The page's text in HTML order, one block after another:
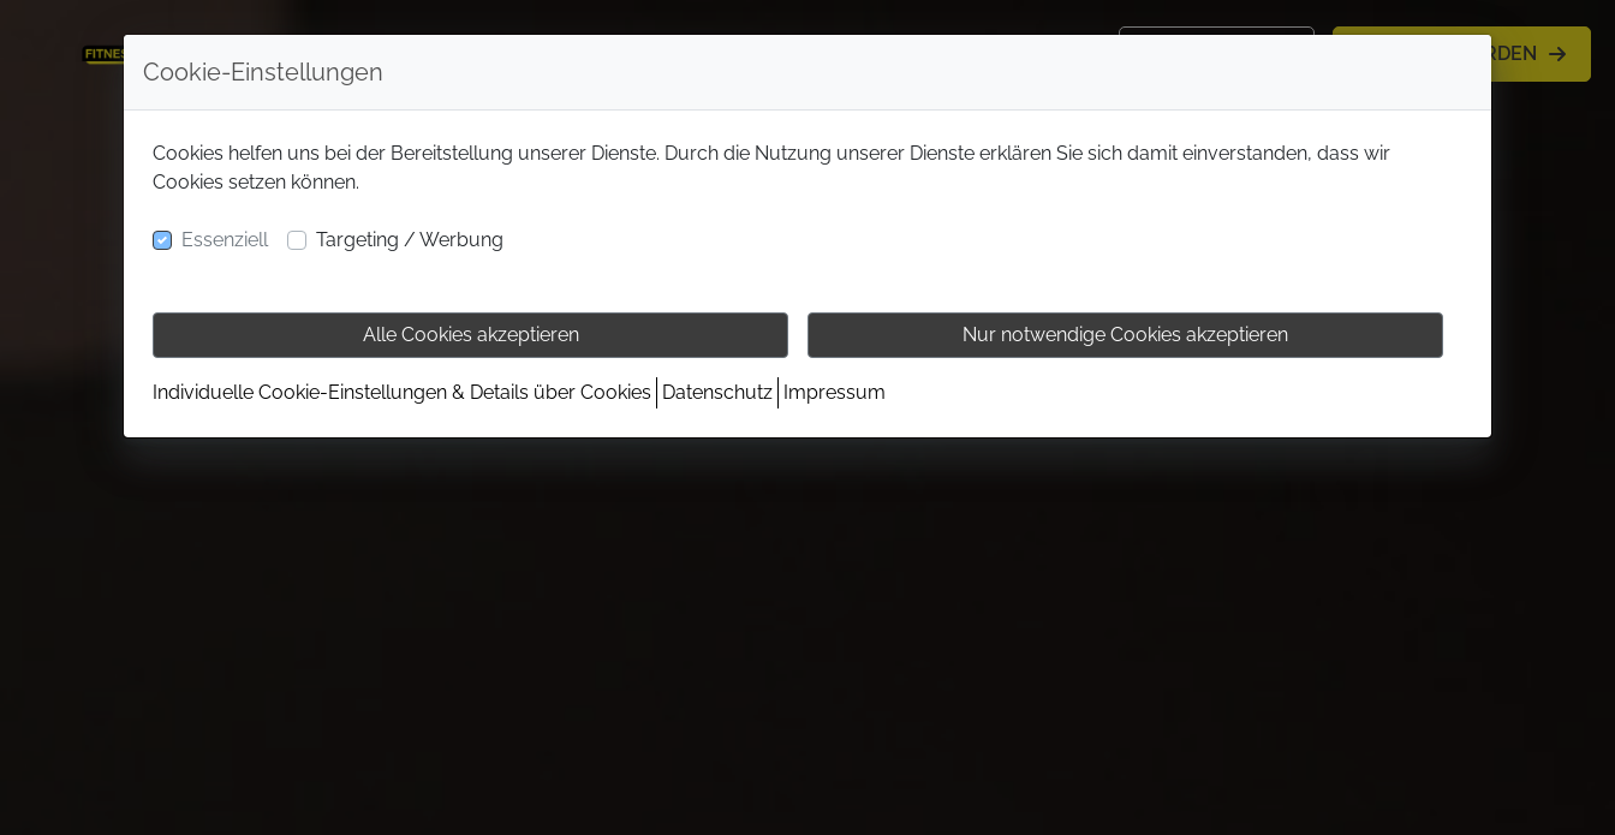
MITGLIED WERDEN
Cookie-Einstellungen
Cookies helfen uns bei der Bereitstellung unserer Dienste. Durch die Nutzung unserer Dienste erklären Sie sich damit einverstanden, dass wir
Cookies setzen können.
Essenziell Targeting / Werbung
Alle Cookies akzeptieren Nur notwendige Cookies akzeptieren
Individuelle Cookie-Einstellungen & Details über Cookies Datenschutz Impressum